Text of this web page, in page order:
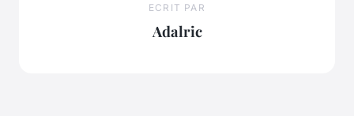
ECRIT PAR
Adalric